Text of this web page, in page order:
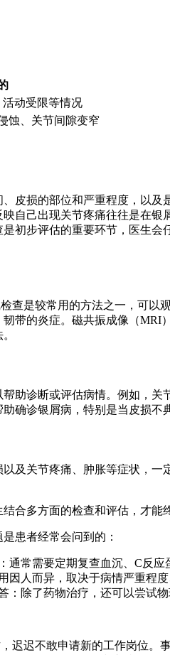
动受限等情况
蚀、关节间隙变窄
皮损的部位和严重程度，以
自己出现关节疼痛往往是在
初步评估的重要环节，医生
查是较常用的方法之一，可
带的炎症。磁共振成像（
助诊断或评估病情。例如，
确诊银屑病，特别是当皮损
及关节疼痛、肿胀等症状，
合多方面的检查和评估，才
患者经常会问到的：
通常需要定期复查血沉、C反应
因人而异，取决于病情严重程
：除了药物治疗，还可以尝试
迟迟不敢申请新的工作岗位